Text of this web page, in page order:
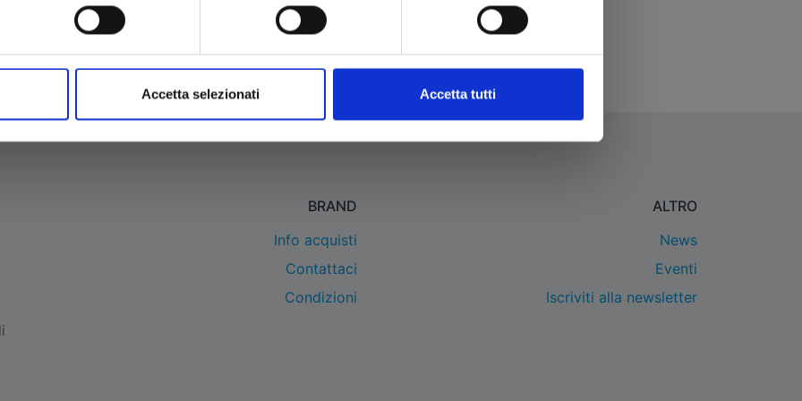
Accetta selezionati Accetta tutti
BRAND
Info acquisti
Contattaci
Condizioni
ALTRO
News
Eventi
Iscriviti alla newsletter